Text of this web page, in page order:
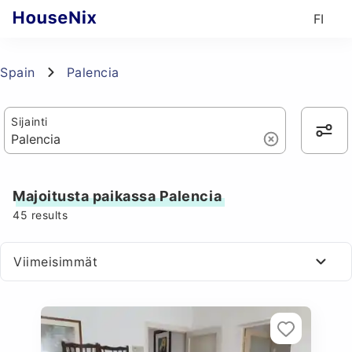
FI
Spain Palencia
Sijainti
Majoitusta paikassa Palencia
45 results
Viimeisimmät